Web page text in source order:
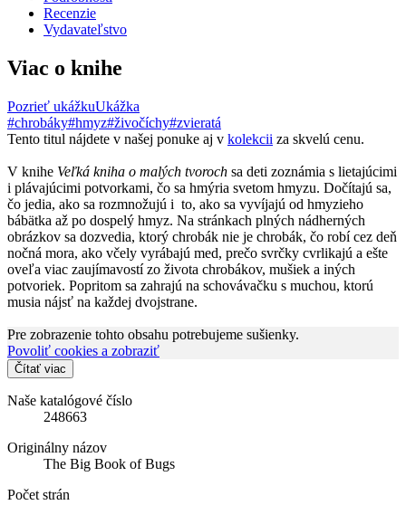
Recenzie
Vydavateľstvo
Viac o knihe
Pozrieť ukážkuUkážka
#chrobáky#hmyz#živočíchy#zvieratá
Tento titul nájdete v našej ponuke aj v kolekcii za skvelú cenu.
V knihe Veľká kniha o malých tvoroch sa deti zoznámia s lietajúcimi
i plávajúcimi potvorkami, čo sa hmýria svetom hmyzu. Dočítajú sa,
čo jedia, ako sa rozmnožujú i to, ako sa vyvíjajú od hmyzieho
bábätka až po dospelý hmyz. Na stránkach plných nádherných
obrázkov sa dozvedia, ktorý chrobák nie je chrobák, čo robí cez deň
nočná mora, ako včely vyrábajú med, prečo svrčky cvrlikajú a ešte
oveľa viac zaujímavostí zo života chrobákov, mušiek a iných
potvoriek. Popritom sa zahrajú na schovávačku s muchou, ktorú
musia nájsť na každej dvojstrane.
Pre zobrazenie tohto obsahu potrebujeme sušienky.
Povoliť cookies a zobraziť
Čítať viac
Naše katalógové číslo
248663
Originálny názov
The Big Book of Bugs
Počet strán